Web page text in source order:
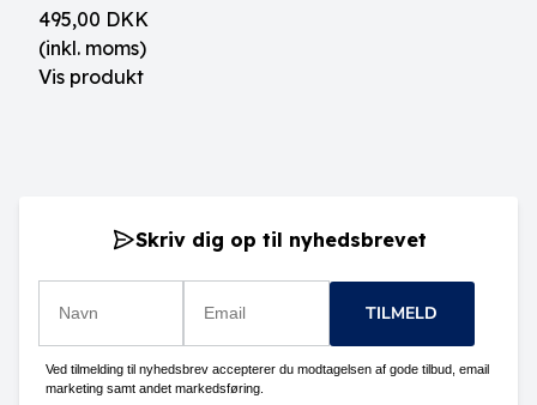
495,00 DKK
(inkl. moms)
Vis produkt
Skriv dig op til nyhedsbrevet
TILMELD
Ved tilmelding til nyhedsbrev accepterer du modtagelsen af gode tilbud, email
marketing samt andet markedsføring.